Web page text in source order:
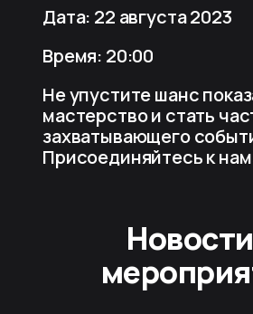
Дата: 22 августа 2023
Время: 20:00
Не упустите шанс
мастерство и стать
захватывающего
Присоединяйтесь к